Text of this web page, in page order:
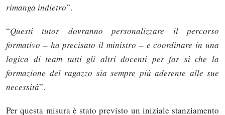
rimanga indietro”.
“Questi tutor dovranno personalizzare il percorso
formativo – ha precisato il ministro – e coordinare in una
logica di team tutti gli altri docenti per far sì che la
formazione del ragazzo sia sempre più aderente alle sue
necessità”.
Per questa misura è stato previsto un iniziale stanziamento